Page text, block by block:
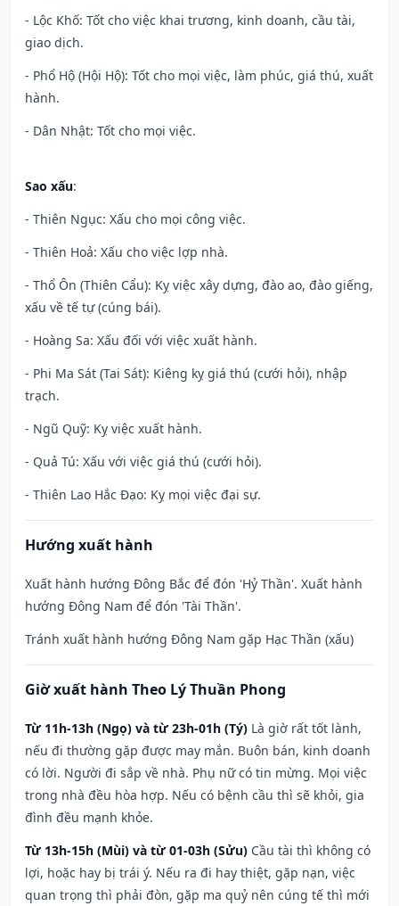
- Lộc Khố: Tốt cho việc khai trương, kinh doanh, cầu tài,
giao dịch.
- Phổ Hộ (Hội Hộ): Tốt cho mọi việc, làm phúc, giá thú, xuất
hành.
- Dân Nhật: Tốt cho mọi việc.
Sao xấu:
- Thiên Ngục: Xấu cho mọi công việc.
- Thiên Hoả: Xấu cho việc lợp nhà.
- Thổ Ôn (Thiên Cẩu): Kỵ việc xây dựng, đào ao, đào giếng,
xấu về tế tự (cúng bái).
- Hoàng Sa: Xấu đối với việc xuất hành.
- Phi Ma Sát (Tai Sát): Kiêng kỵ giá thú (cưới hỏi), nhập
trạch.
- Ngũ Quỹ: Kỵ việc xuất hành.
- Quả Tú: Xấu với việc giá thú (cưới hỏi).
- Thiên Lao Hắc Đạo: Kỵ mọi việc đại sự.
Hướng xuất hành
Xuất hành hướng Đông Bắc để đón 'Hỷ Thần'. Xuất hành
hướng Đông Nam để đón 'Tài Thần'.
Tránh xuất hành hướng Đông Nam gặp Hạc Thần (xấu)
Giờ xuất hành Theo Lý Thuần Phong
Từ 11h-13h (Ngọ) và từ 23h-01h (Tý) Là giờ rất tốt lành,
nếu đi thường gặp được may mắn. Buôn bán, kinh doanh
có lời. Người đi sắp về nhà. Phụ nữ có tin mừng. Mọi việc
trong nhà đều hòa hợp. Nếu có bệnh cầu thì sẽ khỏi, gia
đình đều mạnh khỏe.
Từ 13h-15h (Mùi) và từ 01-03h (Sửu) Cầu tài thì không có
lợi, hoặc hay bị trái ý. Nếu ra đi hay thiệt, gặp nạn, việc
quan trọng thì phải đòn, gặp ma quỷ nên cúng tế thì mới